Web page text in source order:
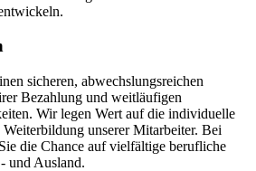
sicheren, abwechslungsreichen
Bezahlung und weitläufigen
Wir legen Wert auf die individuelle
unserer Mitarbeiter. Bei
die Chance auf vielfältige berufliche
und Ausland.